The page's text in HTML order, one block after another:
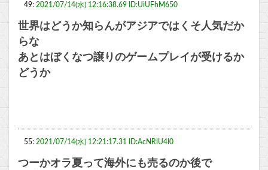
49: 2021/07/14(水) 12:16:38.69 ID:UiUFhM650
世界はどうか知らんがアジアではくそ人気だか
らな
あとはぼくなつ譲りのゲームプレイが受けるか
どうか
55: 2021/07/14(水) 12:21:17.31 ID:AcNRlU4l0
つーかオラ夏って海外にも売るのか後で